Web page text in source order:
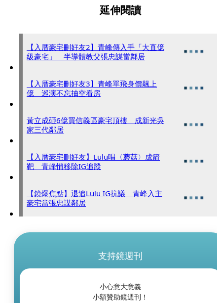
延伸閱讀
【入厝豪宅刪好友2】青峰傳入手「大直億
級豪宅」 半導體教父張忠謀當鄰居
【入厝豪宅刪好友3】青峰單飛身價飆上
億 巡演不忘抽空看房
黃立成砸6億買信義區豪宅頂樓 成新光吳
家三代鄰居
【入厝豪宅刪好友】Lulu唱〈蘑菇〉成箭
靶 青峰悄移除IG追蹤
【鏡爆焦點】退追Lulu IG抗議 青峰入主
豪宅當張忠謀鄰居
支持鏡週刊
小心意大意義
小額贊助鏡週刊！